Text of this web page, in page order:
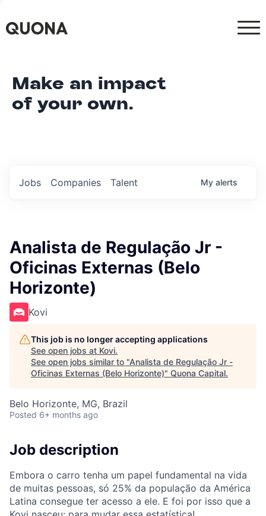
Make an impact
of your own.
Jobs Companies Talent My alerts
Analista de Regulação Jr -
Oficinas Externas (Belo
Horizonte)
Kovi
This job is no longer accepting applications
See open jobs at Kovi.
See open jobs similar to "Analista de Regulação Jr -
Oficinas Externas (Belo Horizonte)" Quona Capital.
Belo Horizonte, MG, Brazil
Posted 6+ months ago
Job description
Embora o carro tenha um papel fundamental na vida
de muitas pessoas, só 25% da população da América
Latina consegue ter acesso a ele. E foi por isso que a